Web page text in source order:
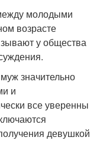
молодыми
возрасте
у общества
значительно
и
все уверенны
девушкой